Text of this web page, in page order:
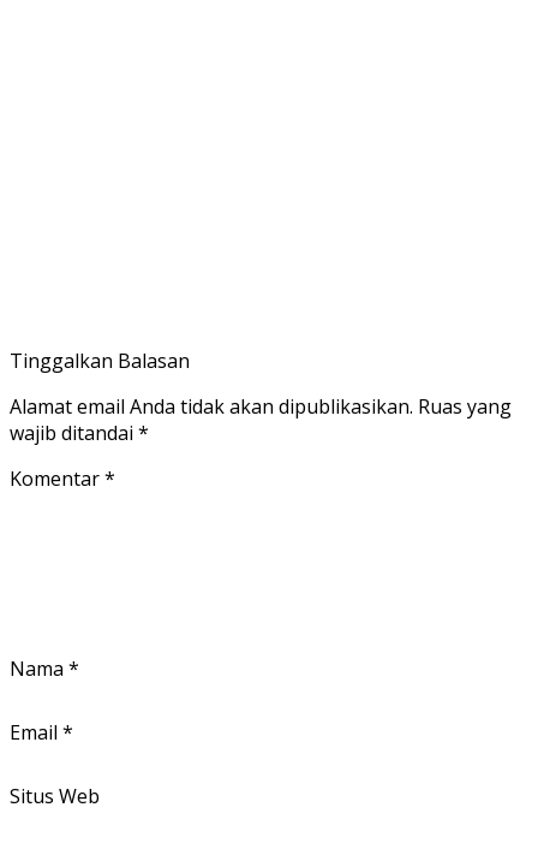
Tinggalkan Balasan
Alamat email Anda tidak akan dipublikasikan. Ruas yang
wajib ditandai *
Komentar*
Nama *
Email *
Situs Web